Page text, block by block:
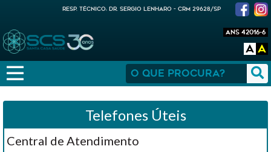
ANS 42016-6
RESP. TÉCNICO: DR. SERGIO LENHARO - CRM 29628/SP
A A
Telefones Úteis
Central de Atendimento